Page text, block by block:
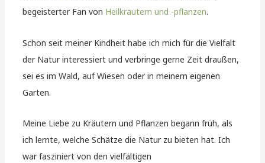
begeisterter Fan von Heilkräutern und -pflanzen.
Schon seit meiner Kindheit habe ich mich für die Vielfalt
der Natur interessiert und verbringe gerne Zeit draußen,
sei es im Wald, auf Wiesen oder in meinem eigenen
Garten.
Meine Liebe zu Kräutern und Pflanzen begann früh, als
ich lernte, welche Schätze die Natur zu bieten hat. Ich
war fasziniert von den vielfältigen